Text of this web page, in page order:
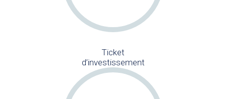
Ticket
d’investissement